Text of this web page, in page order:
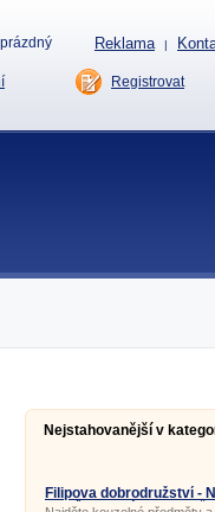
Nejstahovanější v
Filipova dobrodružství -
stopě rodinným pokladům
Reklama |
Registrovat